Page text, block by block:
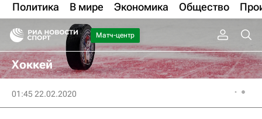
Политика В мире Экономика Общество
Матч-центр
Хоккей
01:45 22.02.2020